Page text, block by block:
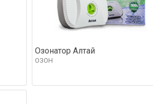
Озонатор Алтай
ОЗОН